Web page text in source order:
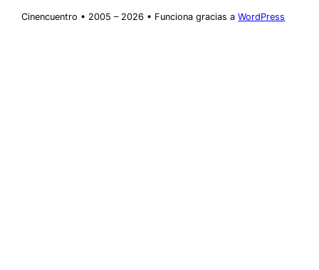
Cinencuentro • 2005 – 2026 • Funciona gracias aWordPress